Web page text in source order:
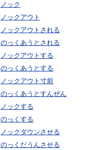
ノック
ノックアウト
ノックアウトされる
のっくあうとされる
ノックアウトする
のっくあうとする
ノックアウト寸前
のっくあうとすんぜん
ノックする
のっくする
ノックダウンさせる
のっくだうんさせる